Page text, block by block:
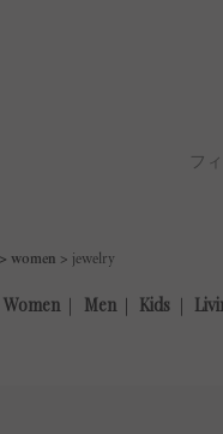
フ
women jewelry